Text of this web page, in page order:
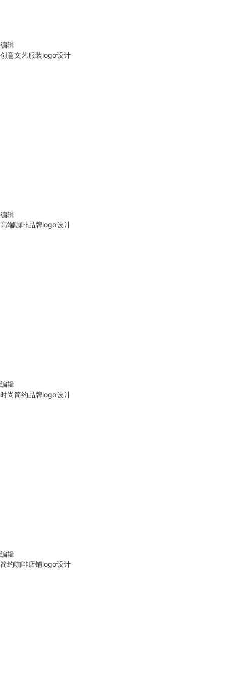
编辑
创意文艺服装logo设计
编辑
高端咖啡品牌logo设计
编辑
时尚简约品牌logo设计
编辑
简约咖啡店铺logo设计